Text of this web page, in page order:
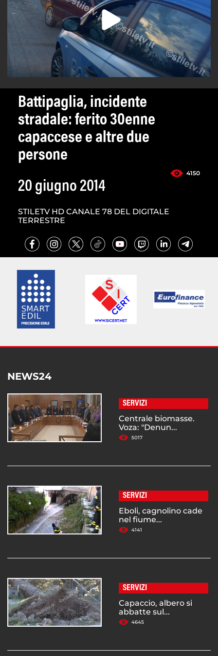
Battipaglia, incidente
stradale: ferito 30enne
capaccese e altre due
persone
4150
20 giugno 2014
STILETV HD CANALE 78 DEL DIGITALE
TERRESTRE
NEWS24
SERVIZI
Centrale biomasse.
Voza: "Denun...
5017
SERVIZI
Eboli, cagnolino cade
nel fiume...
4141
SERVIZI
Capaccio, albero si
abbatte sul...
4645